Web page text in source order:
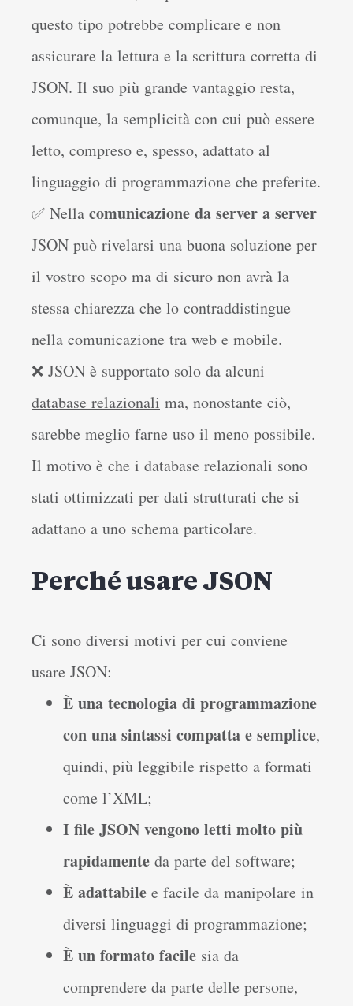
questo tipo potrebbe complicare e non
assicurare la lettura e la scrittura corretta di
JSON. Il suo più grande vantaggio resta,
comunque, la semplicità con cui può essere
letto, compreso e, spesso, adattato al
linguaggio di programmazione che preferite.
✅ Nella comunicazione da server a server
JSON può rivelarsi una buona soluzione per
il vostro scopo ma di sicuro non avrà la
stessa chiarezza che lo contraddistingue
nella comunicazione tra web e mobile.
❌ JSON è supportato solo da alcuni
database relazionali ma, nonostante ciò,
sarebbe meglio farne uso il meno possibile.
Il motivo è che i database relazionali sono
stati ottimizzati per dati strutturati che si
adattano a uno schema particolare.
Perché usare JSON
Ci sono diversi motivi per cui conviene
usare JSON:
È una tecnologia di programmazione
con una sintassi compatta e semplice,
quindi, più leggibile rispetto a formati
come l’XML;
I file JSON vengono letti molto più
rapidamente da parte del software;
È adattabile e facile da manipolare in
diversi linguaggi di programmazione;
È un formato facile sia da
comprendere da parte delle persone,